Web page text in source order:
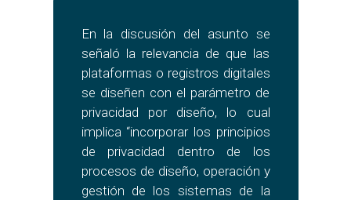
En la discusión del asunto se
señaló la relevancia de que las
plataformas o registros digitales
se diseñen con el parámetro de
privacidad por diseño, lo cual
implica “incorporar los principios
de privacidad dentro de los
procesos de diseño, operación y
gestión de los sistemas de la